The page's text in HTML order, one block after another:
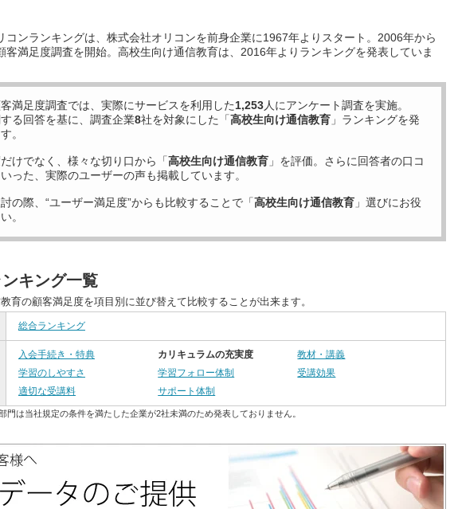
コンランキングは、株式会社オリコンを前身企業に1967年よりスタート。2006年から
客満足度調査を開始。高校生向け通信教育は、2016年よりランキングを発表していま
満足度調査では、実際にサービスを利用した1,253人にアンケート調査を実施。
る回答を基に、調査企業8社を対象にした「高校生向け通信教育 」ランキングを発
。
けでなく、様々な切り口から「高校生向け通信教育 」を評価。さらに回答者の口コ
った、実際のユーザーの声も掲載しています。
の際、“ユーザー満足度”からも比較することで「高校生向け通信教育 」選びにお役
。
キング一覧
育の顧客満足度を項目別に並び替えて比較することが出来ます。
総合ランキング
入会手続き・特典 カリキュラムの充実度
教材・講義
学習のしやすさ
学習フォロー体制
受講効果
適切な受講料
サポート体制
門は当社規定の条件を満たした企業が2社未満のため発表しておりません。